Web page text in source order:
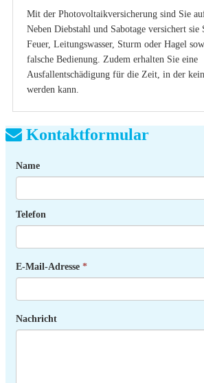
Mit der Photovoltaikversicherung sind Sie
Neben Diebstahl und Sabotage versichert sie
Feuer, Leitungswasser, Sturm oder Hagel
falsche Bedienung. Zudem erhalten Sie eine
Ausfallentschädigung für die Zeit, in der
werden kann.
Kontaktformular
Name
Telefon
E-Mail-Adresse *
Nachricht